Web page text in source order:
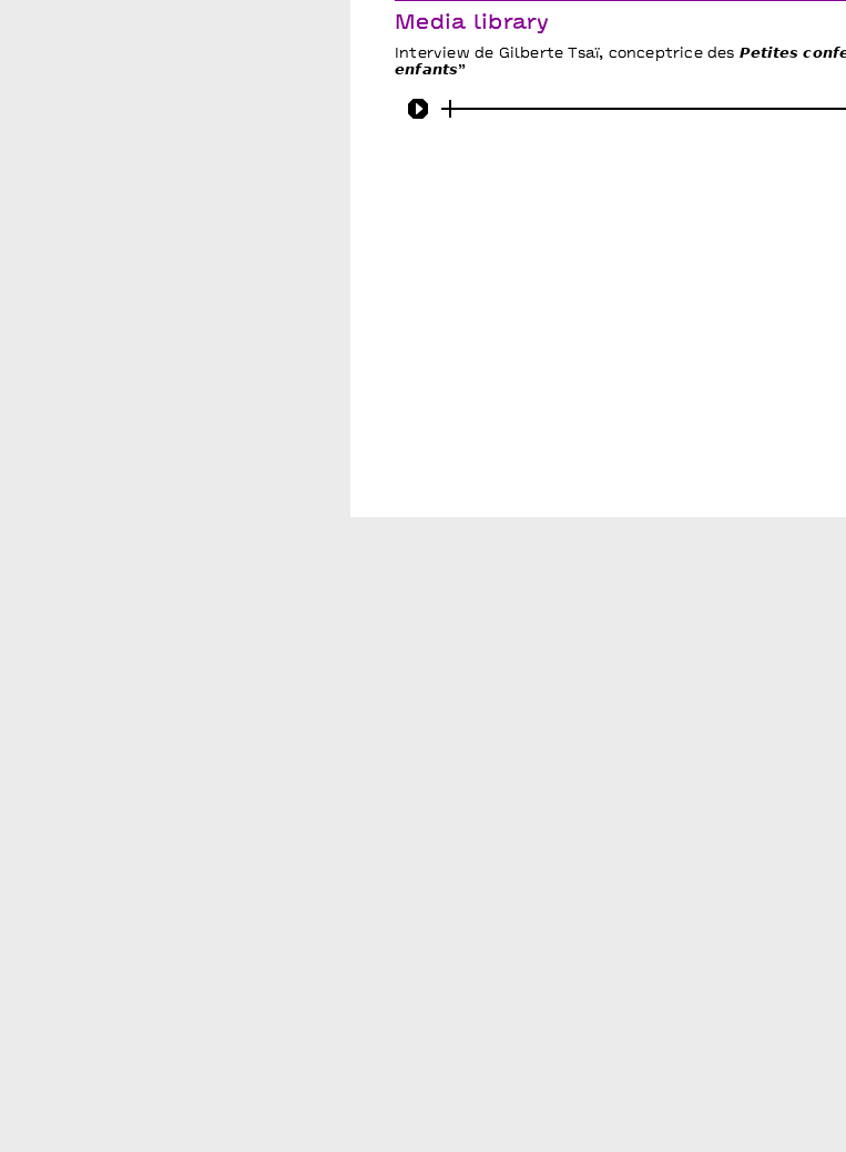
Media library
Interview de Gilberte Tsaï, conceptrice des 𝙋𝙚𝙩𝙞𝙩𝙚𝙨
𝙚𝙣𝙛𝙖𝙣𝙩𝙨”